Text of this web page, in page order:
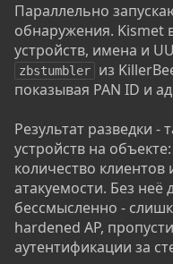
Параллельно
обнаружения. Kismet
устройств, имена и
zbstumbler
из
показывая PAN ID и
Результат разведки -
устройств на
количество
атакуемости. Без неё
бессмысленно -
hardened AP,
аутентификации за